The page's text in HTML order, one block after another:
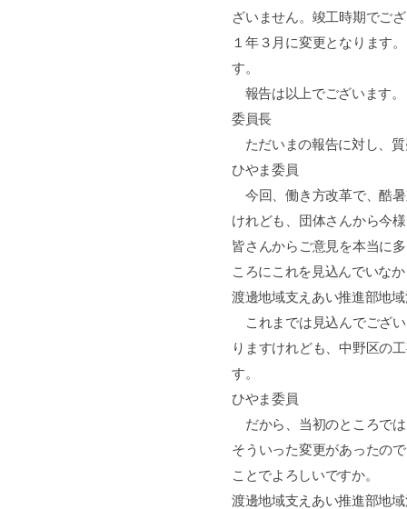
ざいません。竣工時期でご
１年３月に変更となります
す。
報告は以上でございます。
委員長
ただいまの報告に対し、
ひやま委員
今回、働き方改革で、酷
けれども、団体さんから今
皆さんからご意見を本当に
ころにこれを見込んでいな
渡邊地域支えあい推進部地
これまでは見込んでござ
りますけれども、中野区の
す。
ひやま委員
だから、当初のところで
そういった変更があったの
ことでよろしいですか。
渡邊地域支えあい推進部地